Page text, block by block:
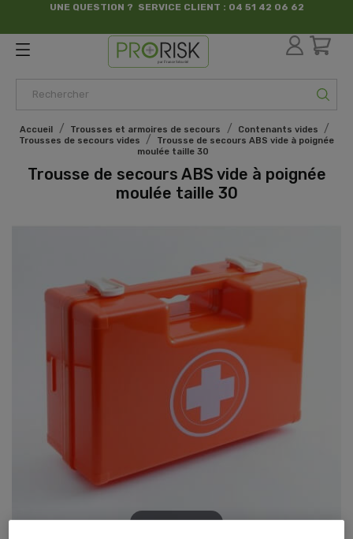
UNE QUESTION ? SERVICE CLIENT : 04 51 42 06 62
par France Sécurité
Accueil Trousses et armoires de secours
Contenants vides
Trousses de secours vides
Trousse de secours ABS vide à poignée
moulée taille 30
Trousse de secours ABS vide à poignée
moulée taille 30
Tap pour zoomer